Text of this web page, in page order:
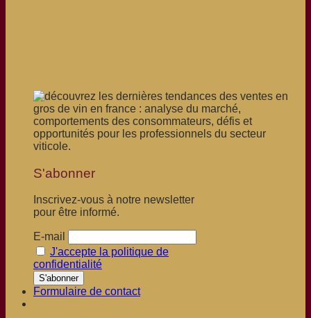
S'abonner
Inscrivez-vous à notre newsletter
pour être informé.
E-mail
J'accepte la politique de
confidentialité
Formulaire de contact